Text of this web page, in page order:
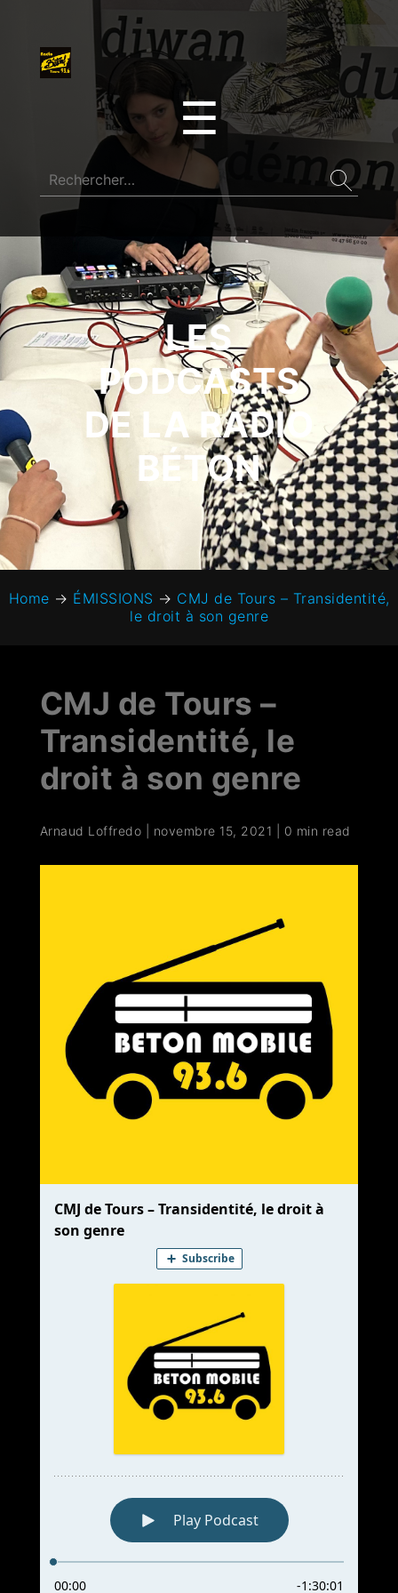
☰
LES
PODCASTS
DE LA RADIO
BÉTON
Home → ÉMISSIONS → CMJ de Tours – Transidentité,
le droit à son genre
CMJ de Tours –
Transidentité, le
droit à son genre
Arnaud Loffredo novembre 15, 2021 0 min read